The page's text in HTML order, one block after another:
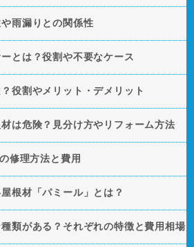
雨漏りとの関係性
とは？役割や不要なケース
役割やメリット・デメリット
は危険？見分け方やリフォーム方法
修理方法と費用
根材「パミール」とは？
類がある？それぞれの特徴と費用相場